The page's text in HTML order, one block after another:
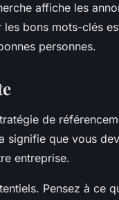
affiche les
bons mots-clés
personnes.
de
signifie que vous
entreprise.
Pensez à ce